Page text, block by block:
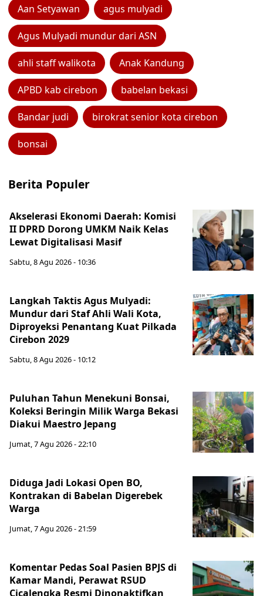
Aan Setyawan agus mulyadi
Agus Mulyadi mundur dari ASN
ahli staff walikota Anak Kandung
APBD kab cirebon babelan bekasi
Bandar judi birokrat senior kota cirebon
bonsai
Berita Populer
Akselerasi Ekonomi Daerah: Komisi
II DPRD Dorong UMKM Naik Kelas
Lewat Digitalisasi Masif
Sabtu, 8 Agu 2026 - 10:36
Langkah Taktis Agus Mulyadi:
Mundur dari Staf Ahli Wali Kota,
Diproyeksi Penantang Kuat Pilkada
Cirebon 2029
Sabtu, 8 Agu 2026 - 10:12
Puluhan Tahun Menekuni Bonsai,
Koleksi Beringin Milik Warga Bekasi
Diakui Maestro Jepang
Jumat, 7 Agu 2026 - 22:10
Diduga Jadi Lokasi Open BO,
Kontrakan di Babelan Digerebek
Warga
Jumat, 7 Agu 2026 - 21:59
Komentar Pedas Soal Pasien BPJS di
Kamar Mandi, Perawat RSUD
Cicalengka Resmi Dinonaktifkan